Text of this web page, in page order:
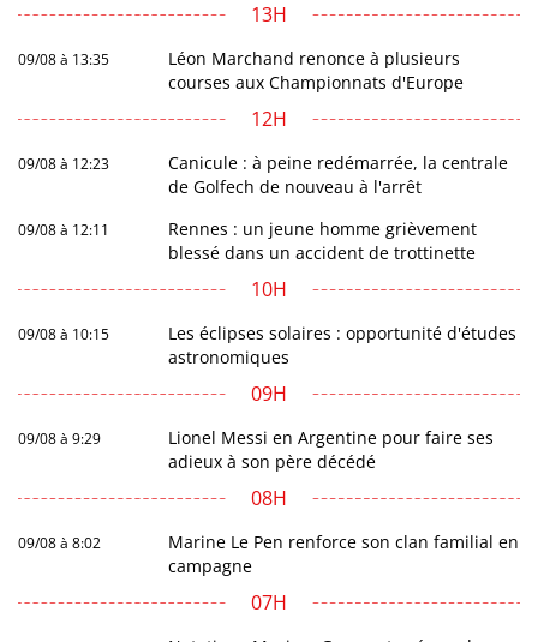
13H
09/08 à 13:35
Léon Marchand renonce à plusieurs
courses aux Championnats d'Europe
12H
09/08 à 12:23
Canicule : à peine redémarrée, la centrale
de Golfech de nouveau à l'arrêt
09/08 à 12:11
Rennes : un jeune homme grièvement
blessé dans un accident de trottinette
10H
09/08 à 10:15
Les éclipses solaires : opportunité d'études
astronomiques
09H
09/08 à 9:29
Lionel Messi en Argentine pour faire ses
adieux à son père décédé
08H
09/08 à 8:02
Marine Le Pen renforce son clan familial en
campagne
07H